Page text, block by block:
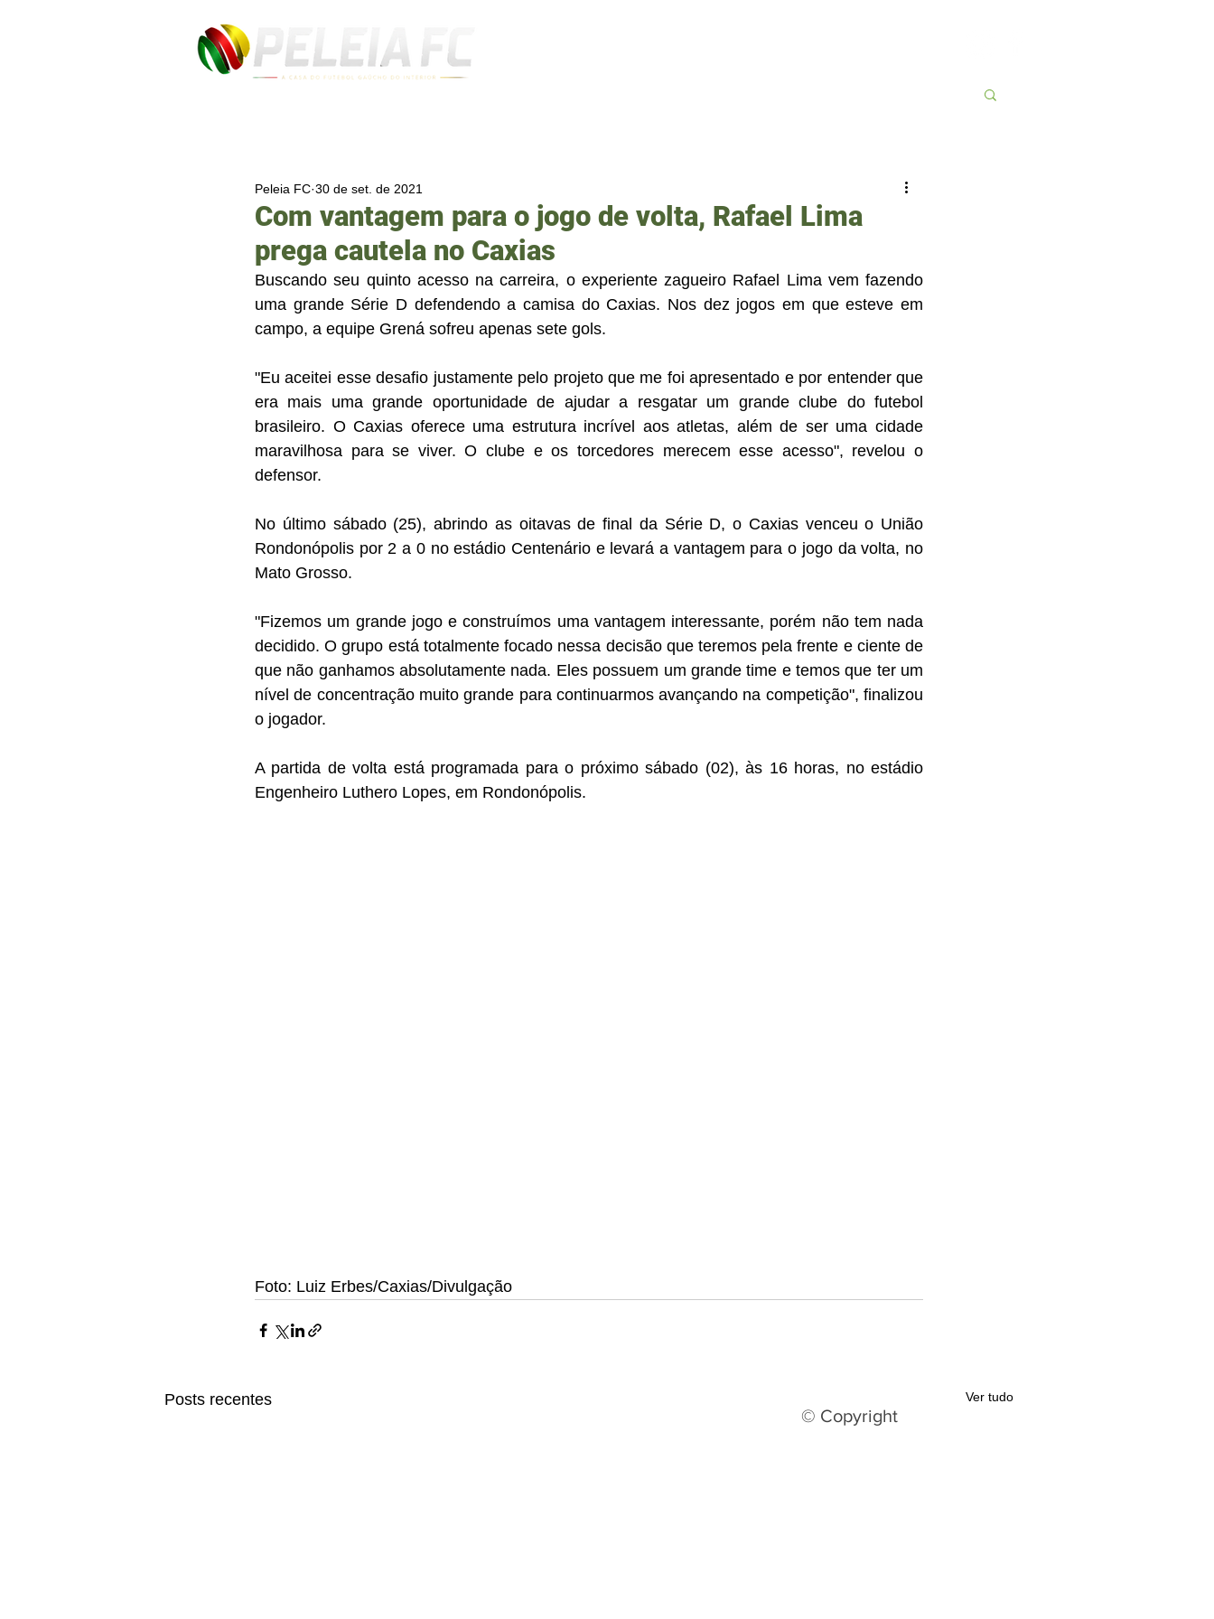
Com vantagem para o jogo de volta, Rafael Lima
prega cautela no Caxias
Peleia FC 30 de set. de 2021
Buscando seu quinto acesso na carreira, o experiente zagueiro Rafael Lima vem fazendo
uma grande Série D defendendo a camisa do Caxias. Nos dez jogos em que esteve em
campo, a equipe Grená sofreu apenas sete gols.
"Eu aceitei esse desafio justamente pelo projeto que me foi apresentado e por entender que
era mais uma grande oportunidade de ajudar a resgatar um grande clube do futebol
brasileiro. O Caxias oferece uma estrutura incrível aos atletas, além de ser uma cidade
maravilhosa para se viver. O clube e os torcedores merecem esse acesso", revelou o
defensor.
No último sábado (25), abrindo as oitavas de final da Série D, o Caxias venceu o União
Rondonópolis por 2 a 0 no estádio Centenário e levará a vantagem para o jogo da volta, no
Mato Grosso.
"Fizemos um grande jogo e construímos uma vantagem interessante, porém não tem nada
decidido. O grupo está totalmente focado nessa decisão que teremos pela frente e ciente de
que não ganhamos absolutamente nada. Eles possuem um grande time e temos que ter um
nível de concentração muito grande para continuarmos avançando na competição", finalizou
o jogador.
A partida de volta está programada para o próximo sábado (02), às 16 horas, no estádio
Engenheiro Luthero Lopes, em Rondonópolis.
Foto: Luiz Erbes/Caxias/Divulgação
Posts recentes Ver tudo
© Copyright